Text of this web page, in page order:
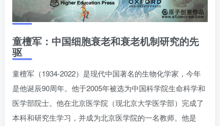
童檀军：中国细胞衰老和衰老机制研究的先
驱
童檀军（1934-2022）是现代中国著名的生物化学家，今年
是他诞辰90周年。他于2005年被选为中国科学院生命科学和
医学部院士。他在北京医学院（现北京大学医学部）完成了
本科和研究生学习，并成为北京医学院的一名教师。他是